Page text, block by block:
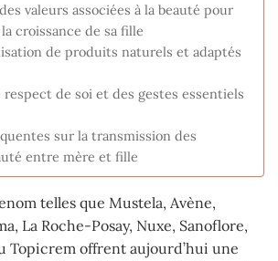
valeurs associées à la beauté pour
croissance de sa fille
de produits naturels et adaptés
respect de soi et des gestes essentiels
sur la transmission des
entre mère et fille
telles que Mustela, Avène,
La Roche-Posay, Nuxe, Sanoflore,
Topicrem offrent aujourd’hui une